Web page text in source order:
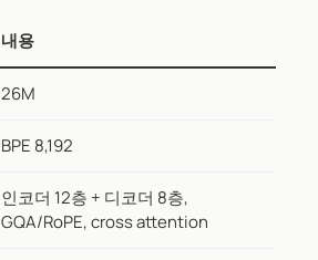
내용
26M
BPE 8,192
인코더 12층 + 디코더 8층,
GQA/RoPE, cross attention